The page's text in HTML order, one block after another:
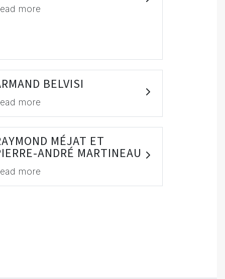
more
BELVISI
more
MÉJAT ET
ANDRÉ MARTINEAU
more